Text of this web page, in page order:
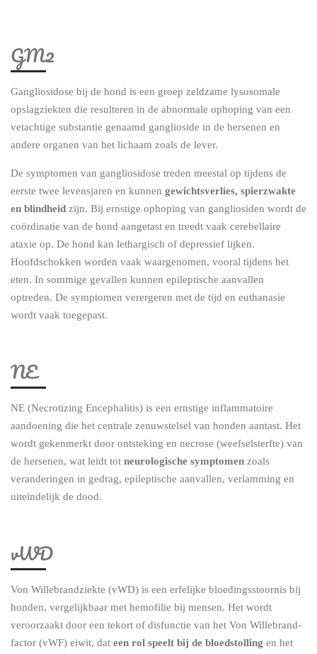
GM2
Gangliosidose bij de hond is een groep zeldzame lysosomale
opslagziekten die resulteren in de abnormale ophoping van een
vetachtige substantie genaamd ganglioside in de hersenen en
andere organen van het lichaam zoals de lever.
De symptomen van gangliosidose treden meestal op tijdens de
eerste twee levensjaren en kunnen gewichtsverlies, spierzwakte
en blindheid zijn. Bij ernstige ophoping van gangliosiden wordt de
coördinatie van de hond aangetast en treedt vaak cerebellaire
ataxie op. De hond kan lethargisch of depressief lijken.
Hoofdschokken worden vaak waargenomen, vooral tijdens het
eten. In sommige gevallen kunnen epileptische aanvallen
optreden. De symptomen verergeren met de tijd en euthanasie
wordt vaak toegepast.
NE
NE (Necrotizing Encephalitis) is een ernstige inflammatoire
aandoening die het centrale zenuwstelsel van honden aantast. Het
wordt gekenmerkt door ontsteking en necrose (weefselsterfte) van
de hersenen, wat leidt tot neurologische symptomen zoals
veranderingen in gedrag, epileptische aanvallen, verlamming en
uiteindelijk de dood.
vWD
Von Willebrandziekte (vWD) is een erfelijke bloedingsstoornis bij
honden, vergelijkbaar met hemofilie bij mensen. Het wordt
veroorzaakt door een tekort of disfunctie van het Von Willebrand-
factor (vWF) eiwit, dat een rol speelt bij de bloedstolling en het